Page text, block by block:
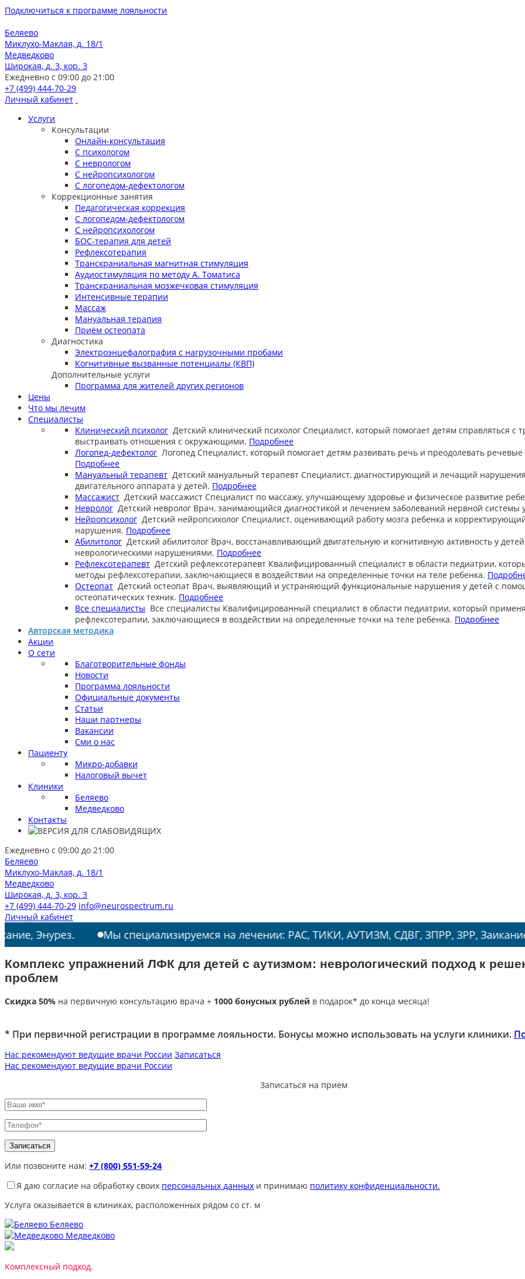
Подключиться к программе лояльности
Беляево
Миклухо-Маклая, д. 18/1
Медведково
Широкая, д. 3, кор. 3
Ежедневно с 09:00 до 21:00
+7 (499) 444-70-29
Личный кабинет
Услуги
Консультации
Онлайн-консультация
С психологом
С неврологом
С нейропсихологом
С логопедом-дефектологом
Коррекционные занятия
Педагогическая коррекция
С логопедом-дефектологом
С нейропсихологом
БОС-терапия для детей
Рефлексотерапия
Транскраниальная магнитная стимуляция
Аудиостимуляция по методу А. Томатиса
Транскраниальная мозжечковая стимуляция
Интенсивные терапии
Массаж
Мануальная терапия
Приём остеопата
Диагностика
Электроэнцефалография с нагрузочными пробами
Когнитивные вызванные потенциалы (КВП)
Дополнительные услуги
Программа для жителей других регионов
Цены
Что мы лечим
Специалисты
Клинический психолог Детский клинический психолог Специалист, который помогает детям справляться с
выстраивать отношения с окружающими. Подробнее
Логопед-дефектолог Логопед Специалист, который помогает детям развивать речь и преодолевать
Подробнее
Мануальный терапевт Детский мануальный терапевт Специалист, диагностирующий и лечащий
двигательного аппарата у детей. Подробнее
Массажист Детский массажист Специалист по массажу, улучшающему здоровье и физическое развитие
Невролог Детский невролог Врач, занимающийся диагностикой и лечением заболеваний нервной системы
Нейропсихолог Детский нейропсихолог Специалист, оценивающий работу мозга ребенка и
нарушения. Подробнее
Абилитолог Детский абилитолог Врач, восстанавливающий двигательную и когнитивную активность у детей
неврологическими нарушениями. Подробнее
Рефлексотерапевт Детский рефлексотерапевт Квалифицированный специалист в области педиатрии,
методы рефлексотерапии, заключающиеся в воздействии на определенные точки на теле ребенка.
Остеопат Детский остеопат Врач, выявляющий и устраняющий функциональные нарушения у детей с
остеопатических техник. Подробнее
Все специалисты Все специалисты Квалифицированный специалист в области педиатрии, который
рефлексотерапии, заключающиеся в воздействии на определенные точки на теле ребенка. Подробнее
Авторская методика
Акции
О сети
Благотворительные фонды
Новости
Программа лояльности
Официальные документы
Статьи
Наши партнеры
Вакансии
Сми о нас
Пациенту
Микро-добавки
Налоговый вычет
Клиники
Беляево
Медведково
Контакты
Ежедневно с 09:00 до 21:00
Беляево
Миклухо-Маклая, д. 18/1
Медведково
Широкая, д. 3, кор. 3
+7 (499) 444-70-29 info@neurospectrum.ru
Личный кабинет
Мы специализируемся на лечении: РАС, ТИКИ, АУТИЗМ, СДВГ, ЗПРР, ЗРР, Заикание, Энурез.
Комплекс упражнений ЛФК для детей с аутизмом: неврологический подход к
проблем
Скидка 50% на первичную консультацию врача + 1000 бонусных рублей в подарок* до конца месяца!
* При первичной регистрации в программе лояльности. Бонусы можно использовать на услуги клиники.
Нас рекомендуют ведущие врачи России Записаться
Нас рекомендуют ведущие врачи России
Записаться на прием
Или позвоните нам: +7 (800) 551-59-24
Я даю согласие на обработку своих персональных данных и принимаю политику конфиденциальности.
Услуга оказывается в клиниках, расположенных рядом со ст. м
Беляево
Медведково
Комплексный подход.